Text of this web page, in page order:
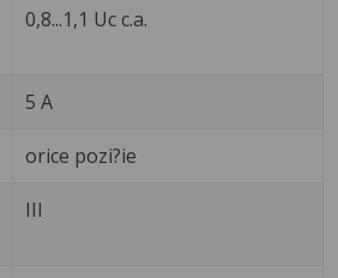
0,8...1,1 Uc c.a.
5 A
orice pozi?ie
III